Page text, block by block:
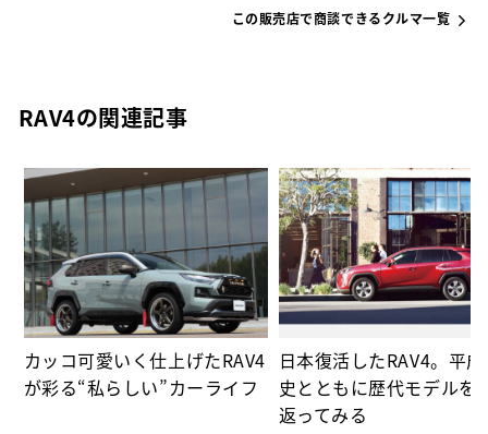
この販売店で商談できるクルマ一覧
RAV4の関連記事
カッコ可愛いく仕上げたRAV4
が彩る“私らしい”カーライフ
日本復活したRAV4。平
史とともに歴代モデルを
返ってみる